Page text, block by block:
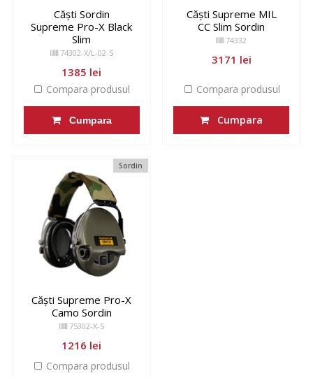
Căști Sordin
Supreme Pro-X Black
Slim
74302-X/L-02-S
1385 lei
Compara produsul
Cumpara
Căști Supreme MIL
CC Slim Sordin
74332
3171 lei
Compara produsul
Cumpara
Sordin
Căști Supreme Pro-X
Camo Sordin
75302-X-S
1216 lei
Compara produsul